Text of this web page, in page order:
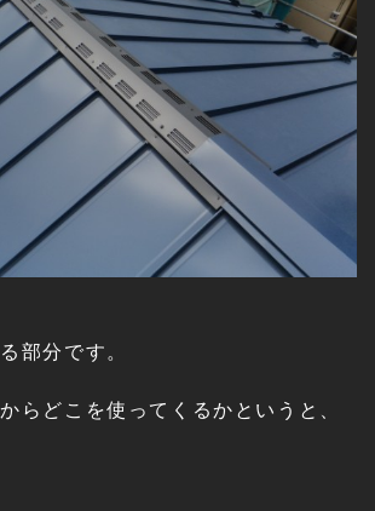
部分です。
らどこを使ってくるかというと、